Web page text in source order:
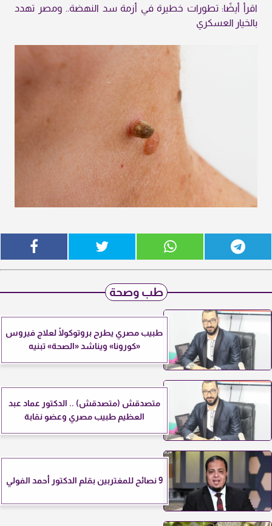
اقرأ أيضًا: تطورات خطيرة في أزمة سد النهضة.. ومصر تهدد
بالخيار العسكري
طب وصحة
طبيب مصري يطرح بروتوكولًا لعلاج فيروس
«كورونا» ويناشد «الصحة» تبنيه
متصدقش (متصدقش) .. الدكتور عماد عبد
العظيم طبيب مصري وعضو نقابة
9 نصائح للمغتربين بقلم الدكتور أحمد الفولي